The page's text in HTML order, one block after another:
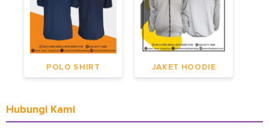
POLO SHIRT JAKET HOODIE
Hubungi Kami